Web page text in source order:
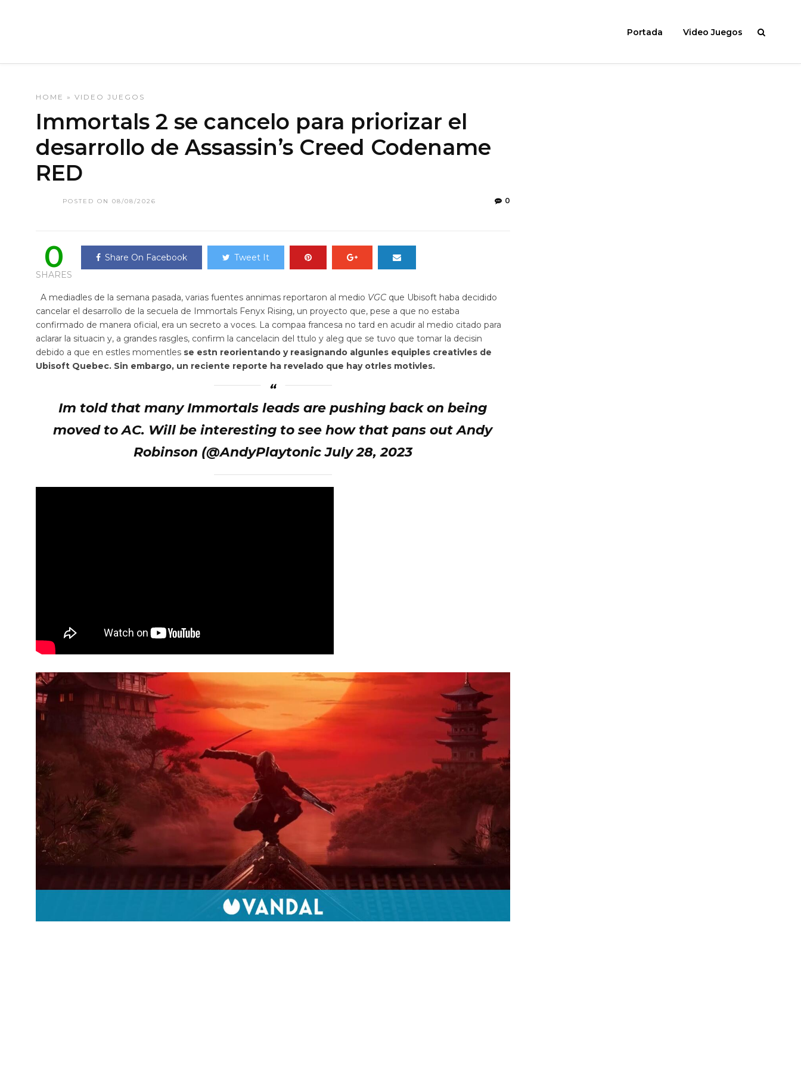
Portada Video Juegos
HOME » VIDEO JUEGOS
Immortals 2 se cancelo para priorizar el
desarrollo de Assassin’s Creed Codename
RED
POSTED ON 08/08/2026 0
0
SHARES
Share On Facebook Tweet It
A mediadles de la semana pasada, varias fuentes annimas reportaron al medio VGCque Ubisoft haba decidido
cancelar el desarrollo de la secuela de Immortals Fenyx Rising, un proyecto que, pese a que no estaba
confirmado de manera oficial, era un secreto a voces. La compaa francesa no tard en acudir al medio citado para
aclarar la situacin y, a grandes rasgles, confirm la cancelacin del ttulo y aleg que se tuvo que tomar la decisin
debido a que en estles momentles se estn reorientando y reasignando algunles equiples creativles de
Ubisoft Quebec. Sin embargo, un reciente reporte ha revelado que hay otrles motivles.
Im told that many Immortals leads are pushing back on being
moved to AC. Will be interesting to see how that pans out Andy
Robinson (@AndyPlaytonic July 28, 2023